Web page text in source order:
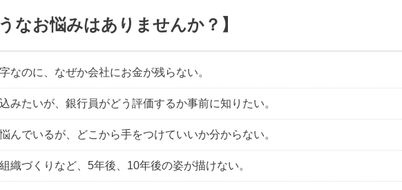
なお悩みはありませんか？】
なのに、なぜか会社にお金が残らない。
みたいが、銀行員がどう評価するか事前に知りたい。
んでいるが、どこから手をつけていいか分からない。
織づくりなど、5年後、10年後の姿が描けない。